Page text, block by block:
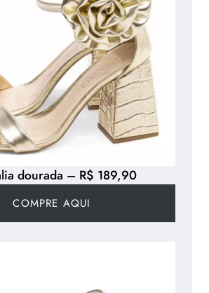
dourada – R$ 189,90
COMPRE AQUI